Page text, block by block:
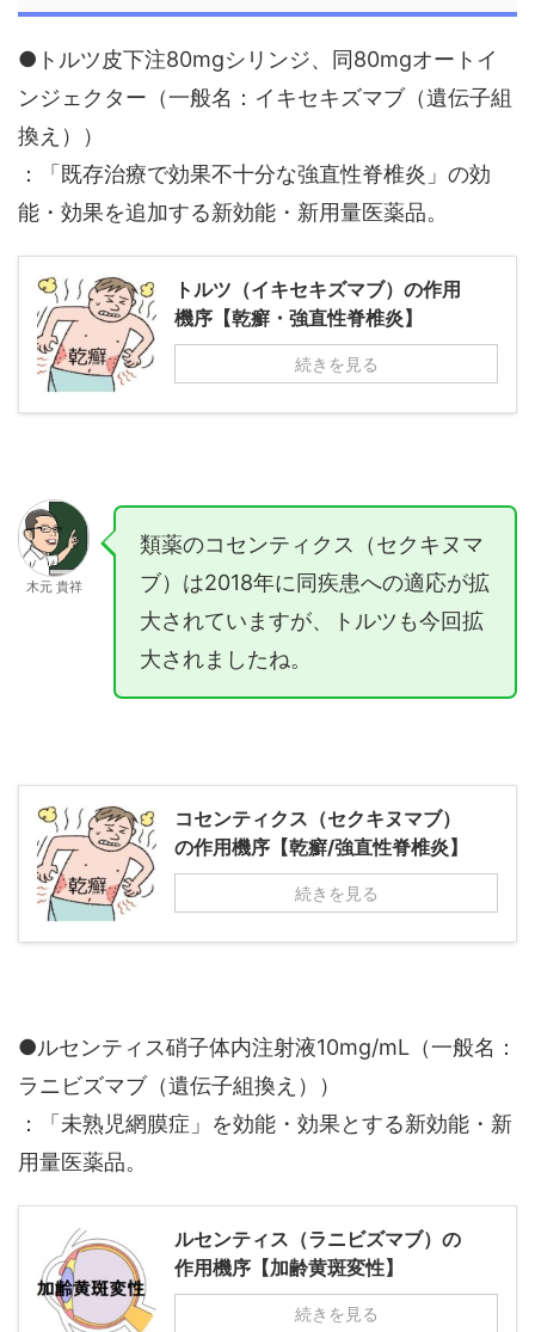
●トルツ皮下注80mgシリンジ、同80mgオートイ
ンジェクター（一般名：イキセキズマブ（遺伝子組
換え））
：「既存治療で効果不十分な強直性脊椎炎」の効
能・効果を追加する新効能・新用量医薬品。
トルツ（イキセキズマブ）の作用
機序【乾癬・強直性脊椎炎】
続きを見る
木元 貴祥
類薬のコセンティクス（セクキヌマ
ブ）は2018年に同疾患への適応が拡
大されていますが、トルツも今回拡
大されましたね。
コセンティクス（セクキヌマブ）
の作用機序【乾癬/強直性脊椎炎】
続きを見る
●ルセンティス硝子体内注射液10mg/mL（一般名：
ラニビズマブ（遺伝子組換え））
：「未熟児網膜症」を効能・効果とする新効能・新
用量医薬品。
ルセンティス（ラニビズマブ）の
作用機序【加齢黄斑変性】
続きを見る